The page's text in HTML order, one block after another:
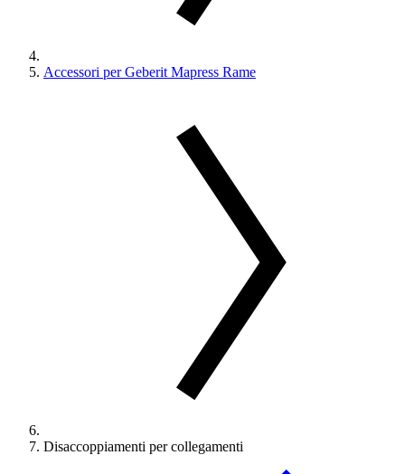
Accessori per Geberit Mapress Rame
Disaccoppiamenti per collegamenti